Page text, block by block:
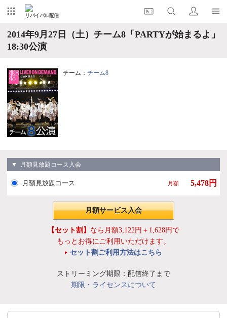
リバイバル配信
2014年9月27日（土）チーム8「PARTYが始まるよ」
18:30公演
チーム： チーム8
▼ 月額見放題コース入会
月額見放題コース 月額 5,478円
月額サービス入会
【セット割】 なら月額3,122円＋1,628円で
もっとお得にご利用いただけます。
セット割ご利用方法はこちら
ストリーミング期限：配信終了まで
期限・ライセンスについて